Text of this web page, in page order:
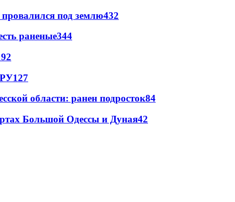
под землю432
раненые344
127
области: ранен подросток84
Большой Одессы и Дуная42